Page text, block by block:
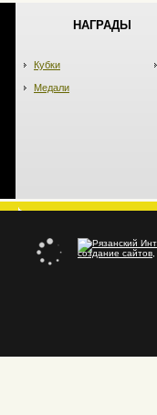
НАГРАДЫ
Кубки
Медали
создание сайтов